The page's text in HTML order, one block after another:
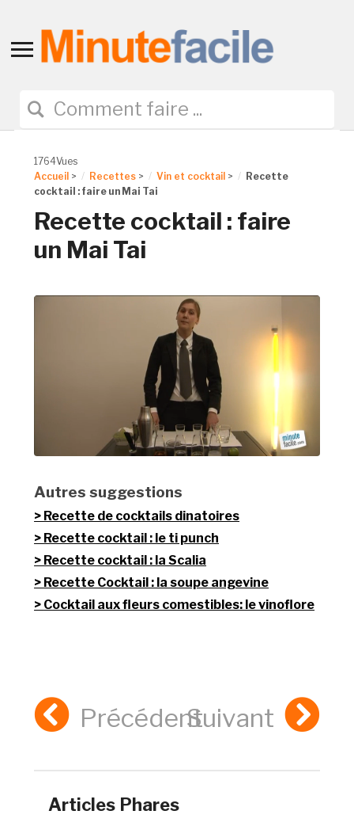
Toggle
navigation
1764Vues
Accueil > Recettes > Vin et cocktail >
Recette
cocktail : faire un Mai Tai
Recette cocktail : faire
un Mai Tai
Autres suggestions
Recette de cocktails dinatoires
Recette cocktail : le ti punch
Recette cocktail : la Scalia
Recette Cocktail : la soupe angevine
Cocktail aux fleurs comestibles: le vinoflore
PrécédentSuivant
Articles Phares